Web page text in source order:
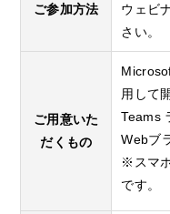
ご参加方法
ウェビ
さい。
ご用意いた
だくもの
用して
Teams
Webブ
※スマ
です。